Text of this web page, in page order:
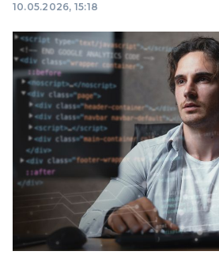
10.05.2026, 15:18